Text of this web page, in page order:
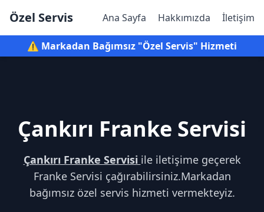
Özel Servis Ana Sayfa Hakkımızda İletişim
⚠️ Markadan Bağımsız "Özel Servis" Hizmeti
Çankırı Franke Servisi
Çankırı Franke Servisi ile iletişime geçerek
Franke Servisi çağırabilirsiniz.Markadan
bağımsız özel servis hizmeti vermekteyiz.